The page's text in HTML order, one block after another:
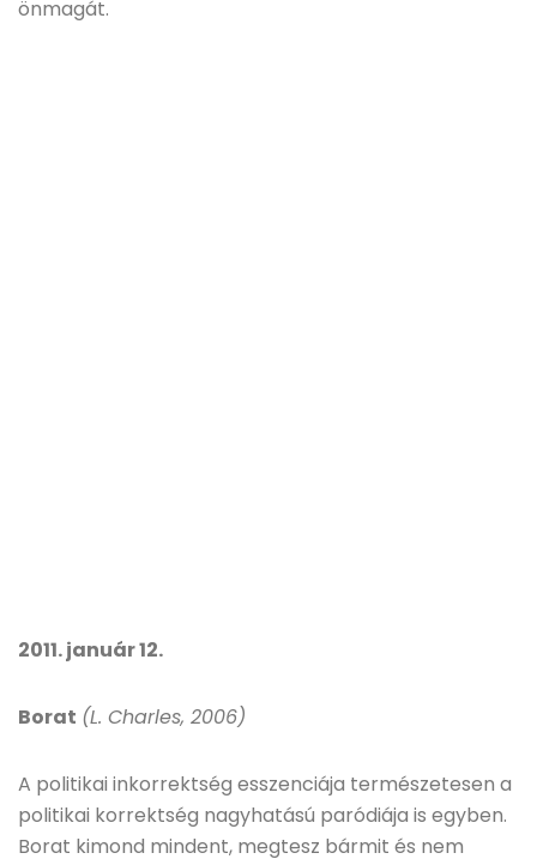
önmagát.
2011. január 12.
Borat (L. Charles, 2006)
A politikai inkorrektség esszenciája természetesen a
politikai korrektség nagyhatású paródiája is egyben.
Borat kimond mindent, megtesz bármit és nem